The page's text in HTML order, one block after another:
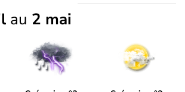
au 2 mai